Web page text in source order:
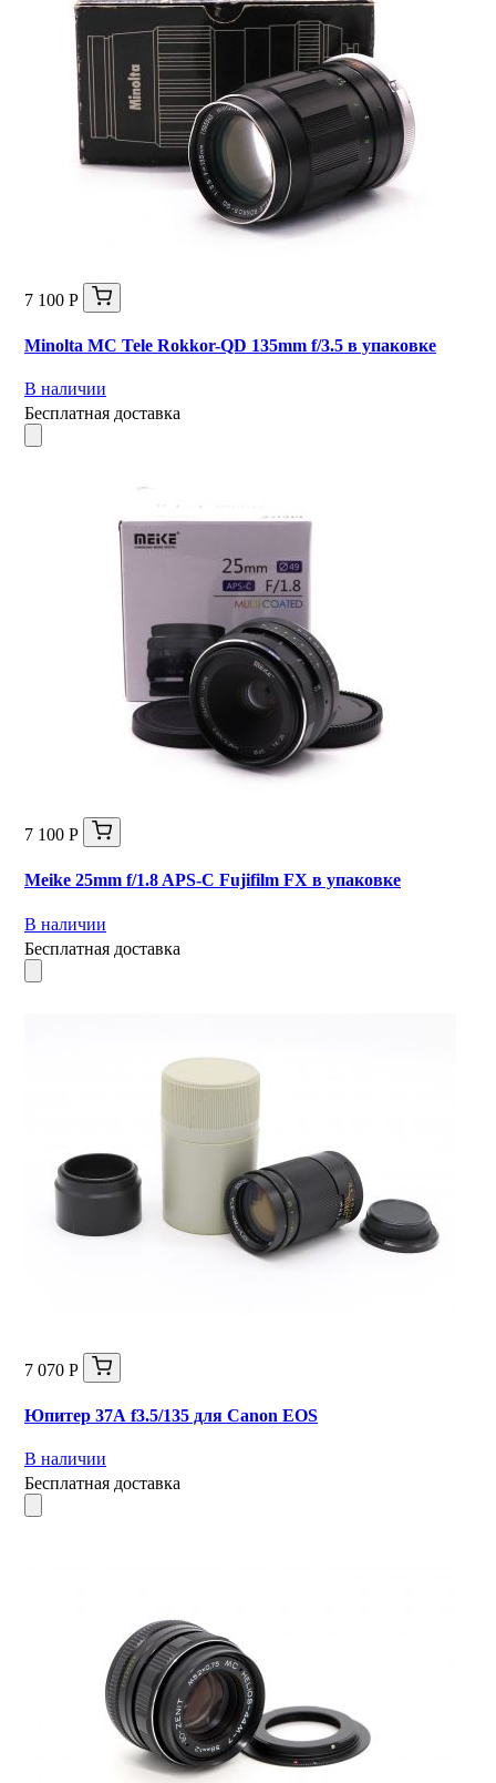
7 100 Р
Minolta MC Tele Rokkor-QD 135mm f/3.5 в упаковке
В наличии
Бесплатная доставка
7 100 Р
Meike 25mm f/1.8 APS-C Fujifilm FX в упаковке
В наличии
Бесплатная доставка
7 070 Р
Юпитер 37А f3.5/135 для Canon EOS
В наличии
Бесплатная доставка